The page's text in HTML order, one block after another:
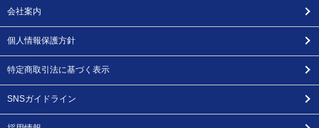
会社案内
個人情報保護方針
特定商取引法に基づく表示
SNSガイドライン